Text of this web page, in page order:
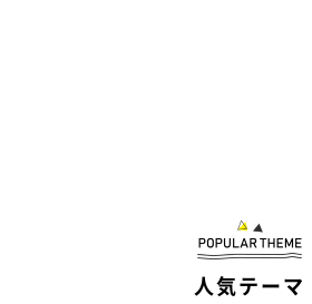
立ち姿も真剣な表情も可愛すぎるここち
でいるここちゃんをスロー動画で見てみ
くわかってなんだかキュンとしてしまい
人気テーマ